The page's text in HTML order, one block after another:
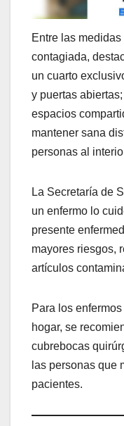
Entre las
contagiada,
un cuarto
y puertas
espacios
mantener sana
personas al
La Secretaría de
un enfermo lo
presente
mayores riesgos,
artículos
Para los
hogar, se
cubrebocas
las personas que
pacientes.